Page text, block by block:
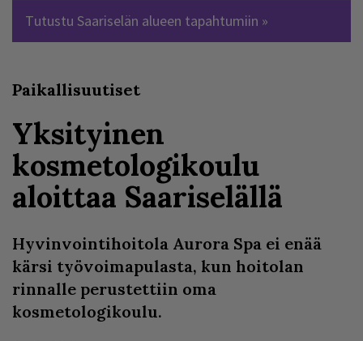
Tutustu Saariselän alueen tapahtumiin »
Paikallisuutiset
Yksityinen
kosmetologikoulu
aloittaa Saariselällä
Hyvinvointihoitola Aurora Spa ei enää
kärsi työvoimapulasta, kun hoitolan
rinnalle perustettiin oma
kosmetologikoulu.